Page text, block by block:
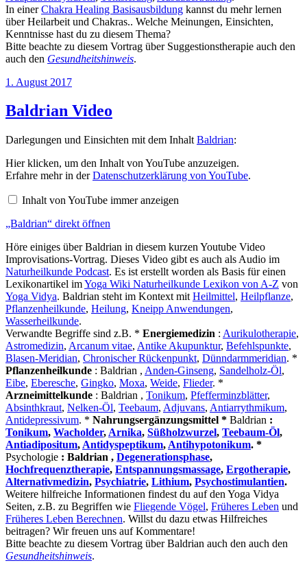
In einerChakra Healing Basisausbildung kannst du mehr lernen
über Heilarbeit und Chakras.. Welche Meinungen, Einsichten,
Kenntnisse hast du zu diesem Thema?
Bitte beachte zu diesem Vortrag über Suggestionstherapie auch den
auch den Gesundheitshinweis.
Veröffentlicht
1. August 2017
Baldrian Video
Darlegungen und Einsichten mit dem Inhalt Baldrian:
„Baldrian“
von
YouTube
anzeigen
Hier klicken, um den Inhalt von YouTube anzuzeigen.
Erfahre mehr in derDatenschutzerklärung von YouTube.
Inhalt von YouTube immer anzeigen
„Baldrian“ direkt öffnen
Höre einiges über Baldrian in diesem kurzen Youtube Video
Improvisations-Vortrag. Dieses Video gibt es auch als Audio im
Naturheilkunde Podcast. Es ist erstellt worden als Basis für einen
Lexikonartikel imYoga Wiki Naturheilkunde Lexikon von A-Z von
Yoga Vidya. Baldrian steht im Kontext mit Heilmittel, Heilpflanze,
Pflanzenheilkunde, Heilung, Kneipp Anwendungen,
Wasserheilkunde.
Verwandte Begriffe sind z.B. * Energiemedizin : Aurikulotherapie,
Astromedizin, Arcanum vitae, Antike Akupunktur, Befehlspunkte,
Blasen-Meridian, Chronischer Rückenpunkt, Dünndarmmeridian. *
Pflanzenheilkunde : Baldrian , Anden-Ginseng, Sandelholz-Öl,
Eibe, Eberesche, Gingko, Moxa, Weide, Flieder. *
Arzneimittelkunde : Baldrian , Tonikum, Pfefferminzblätter,
Absinthkraut, Nelken-Öl, Teebaum, Adjuvans, Antiarrythmikum,
Antidepressivum. * Nahrungsergänzungsmittel * Baldrian :
Tonikum, Wacholder, Arnika, Süßholzwurzel, Teebaum-Öl,
Antiadipositum, Antidyspeptikum, Antihypotonikum. *
Psychologie : Baldrian , Degenerationsphase,
Hochfrequenztherapie, Entspannungsmassage, Ergotherapie,
Alternativmedizin, Psychiatrie, Lithium, Psychostimulantien.
Weitere hilfreiche Informationen findest du auf den Yoga Vidya
Seiten, z.B. zu Begriffen wie Fliegende Vögel, Früheres Leben und
Früheres Leben Berechnen. Willst du dazu etwas Hilfreiches
beitragen? Wir freuen uns auf Kommentare!
Bitte beachte zu diesem Vortrag über Baldrian auch den auch den
Gesundheitshinweis.